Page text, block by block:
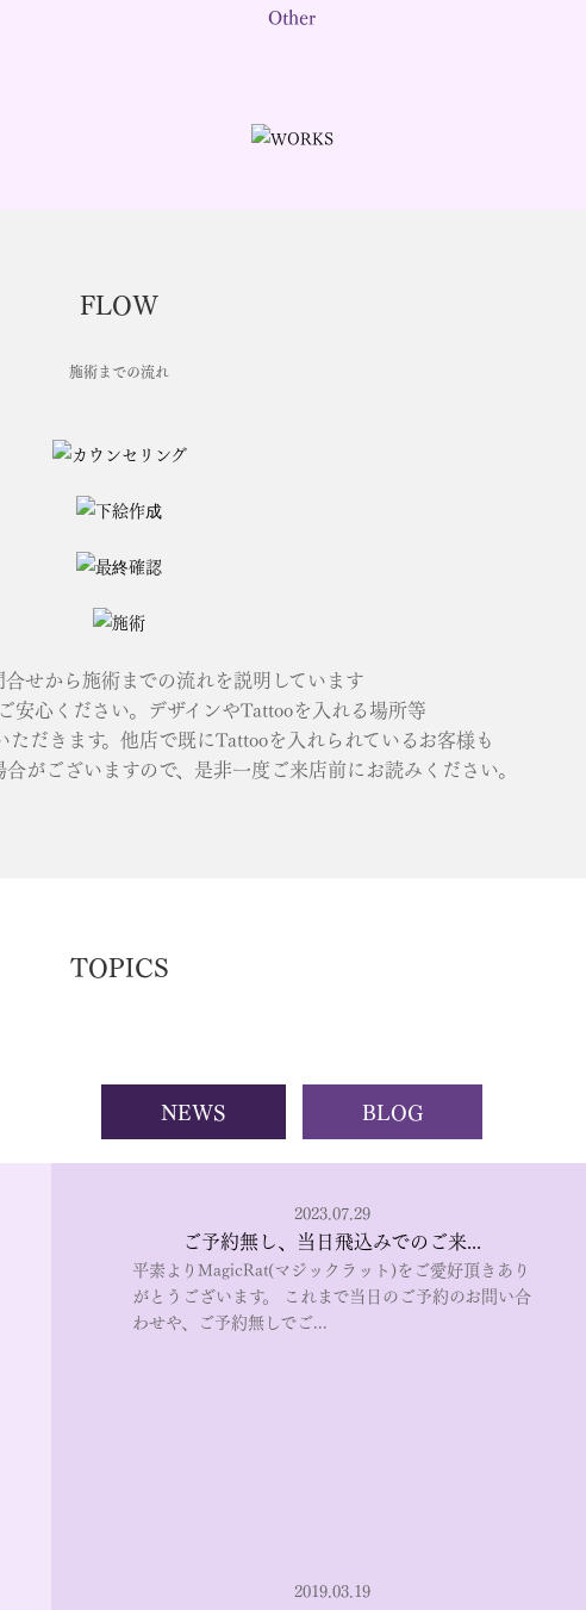
Other
FLOW
施術までの流れ
せから施術までの流れを説明しています
安心ください。デザインやTattooを入れる場所等
だきます。他店で既にTattooを入れられているお客様も
がございますので、是非一度ご来店前にお読みください。
TOPICS
NEWS BLOG
2023.07.29
ご予約無し、当日飛込みでのご来...
平素よりMagicRat(マジックラット)をご愛好頂きあり
がとうございます。 これまで当日のご予約のお問い合
わせや、ご予約無しでご...
2019.03.19